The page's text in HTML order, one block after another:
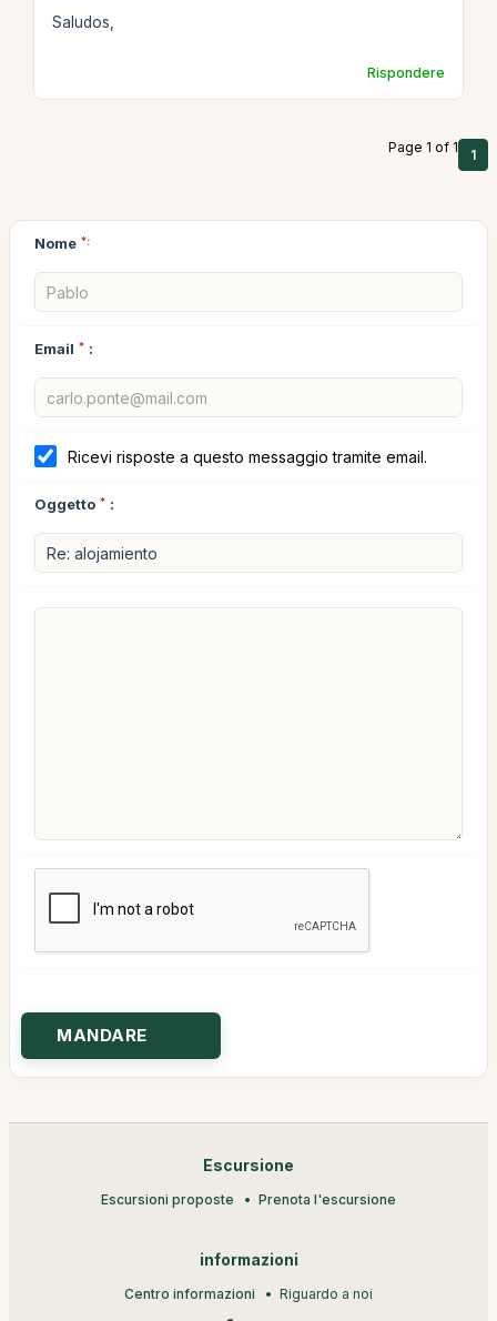
Saludos,
Rispondere
Page 1 of 1 1
Nome *:
Email * :
Ricevi risposte a questo messaggio tramite email.
Oggetto * :
Escursione
Escursioni proposte Prenota l'escursione
informazioni
Centro informazioni Riguardo a noi